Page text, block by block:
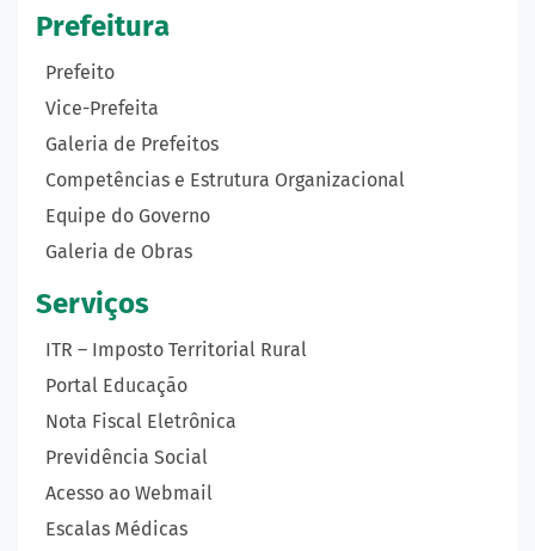
Prefeitura
Prefeito
Vice-Prefeita
Galeria de Prefeitos
Competências e Estrutura Organizacional
Equipe do Governo
Galeria de Obras
Serviços
ITR – Imposto Territorial Rural
Portal Educação
Nota Fiscal Eletrônica
Previdência Social
Acesso ao Webmail
Escalas Médicas